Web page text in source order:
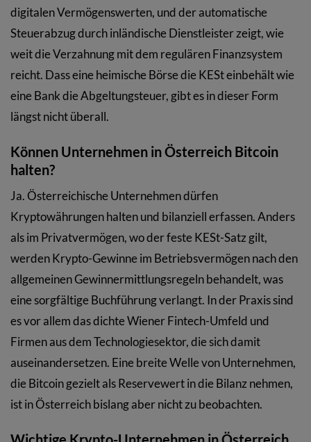
digitalen Vermögenswerten, und der automatische
Steuerabzug durch inländische Dienstleister zeigt, wie
weit die Verzahnung mit dem regulären Finanzsystem
reicht. Dass eine heimische Börse die KESt einbehält wie
eine Bank die Abgeltungsteuer, gibt es in dieser Form
längst nicht überall.
Können Unternehmen in Österreich Bitcoin
halten?
Ja. Österreichische Unternehmen dürfen
Kryptowährungen halten und bilanziell erfassen. Anders
als im Privatvermögen, wo der feste KESt-Satz gilt,
werden Krypto-Gewinne im Betriebsvermögen nach den
allgemeinen Gewinnermittlungsregeln behandelt, was
eine sorgfältige Buchführung verlangt. In der Praxis sind
es vor allem das dichte Wiener Fintech-Umfeld und
Firmen aus dem Technologiesektor, die sich damit
auseinandersetzen. Eine breite Welle von Unternehmen,
die Bitcoin gezielt als Reservewert in die Bilanz nehmen,
ist in Österreich bislang aber nicht zu beobachten.